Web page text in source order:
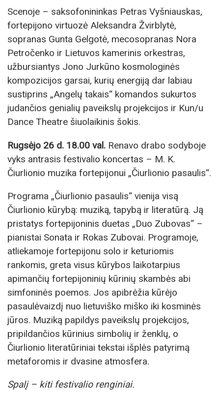
Scenoje – saksofonininkas Petras Vyšniauskas,
fortepijono virtuozė Aleksandra Žvirblytė,
sopranas Gunta Gelgotė, mecosopranas Nora
Petročenko ir Lietuvos kamerinis orkestras,
užbursiantys Jono Jurkūno kosmologinės
kompozicijos garsai, kurių energiją dar labiau
sustiprins „Angelų takais“ komandos sukurtos
judančios genialių paveikslų projekcijos ir Kun/u
Dance Theatre šiuolaikinis šokis.
Rugsėjo 26 d. 18.00 val. Renavo drabo sodyboje
vyks antrasis festivalio koncertas – M. K.
Čiurlionio muzika fortepijonui „Čiurlionio pasaulis“.
Programa „Čiurlionio pasaulis“ vienija visą
Čiurlionio kūrybą: muziką, tapybą ir literatūrą. Ją
pristatys fortepijoninis duetas „Duo Zubovas“ –
pianistai Sonata ir Rokas Zubovai. Programoje,
atliekamoje fortepijonu solo ir keturiomis
rankomis, greta visus kūrybos laikotarpius
apimančių fortepijoninių kūrinių skambės abi
simfoninės poemos. Jos apibrėžia kūrėjo
pasaulėvaizdį nuo lietuviško miško iki kosminės
jūros. Muziką papildys paveikslų projekcijos,
pripildančios kūrinius simbolių ir ženklų, o
Čiurlionio literatūriniai tekstai išplės patyrimą
metaforomis ir dvasine atmosfera.
Spalį – kiti festivalio renginiai.